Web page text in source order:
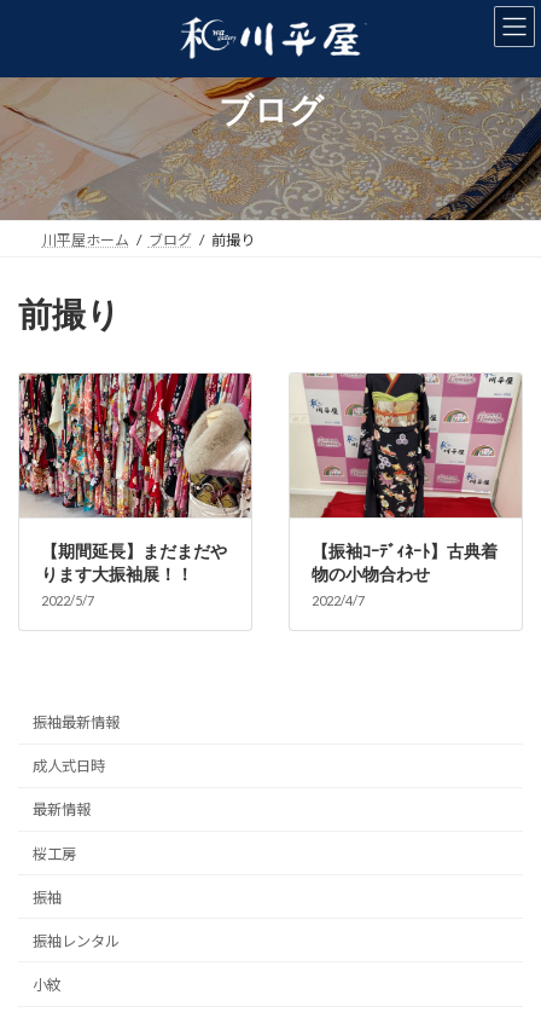
ン
ツ
ス
キ
ッ
ー
シ
ン
に
移
ブログ
川平屋ホーム ブログ 前撮り
前撮り
【期間延長】まだまだや
ります大振袖展！！
2022/5/7
【振袖ｺｰﾃﾞｨﾈｰﾄ】古典着
物の小物合わせ
2022/4/7
振袖最新情報
成人式日時
最新情報
桜工房
振袖
振袖レンタル
小紋